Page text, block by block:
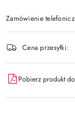
Zamówienie
i
dostawa
Cena przesyłki:
Pobierz produkt